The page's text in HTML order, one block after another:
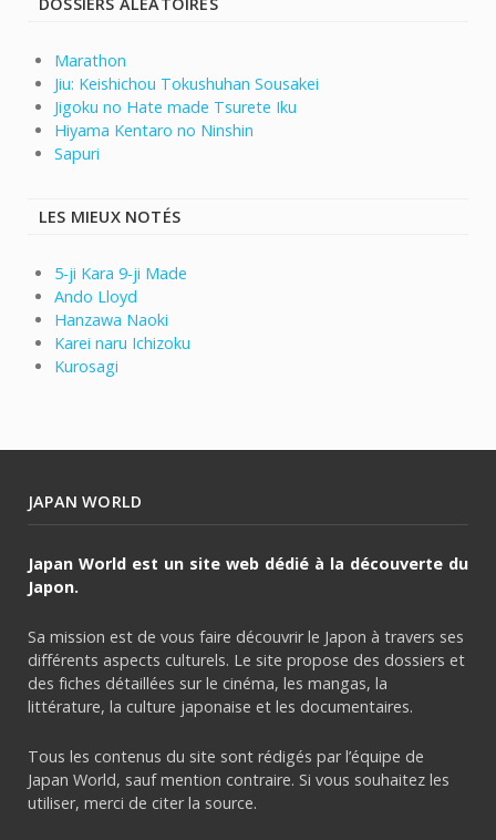
Marathon
Jiu: Keishichou Tokushuhan Sousakei
Jigoku no Hate made Tsurete Iku
Hiyama Kentaro no Ninshin
Sapuri
LES MIEUX NOTÉS
5-ji Kara 9-ji Made
Ando Lloyd
Hanzawa Naoki
Karei naru Ichizoku
Kurosagi
JAPAN WORLD
Japan World est un site web dédié à la découverte du
Japon.
Sa mission est de vous faire découvrir le Japon à travers ses
différents aspects culturels. Le site propose des dossiers et
des fiches détaillées sur le cinéma, les mangas, la
littérature, la culture japonaise et les documentaires.
Tous les contenus du site sont rédigés par l’équipe de
Japan World, sauf mention contraire. Si vous souhaitez les
utiliser, merci de citer la source.